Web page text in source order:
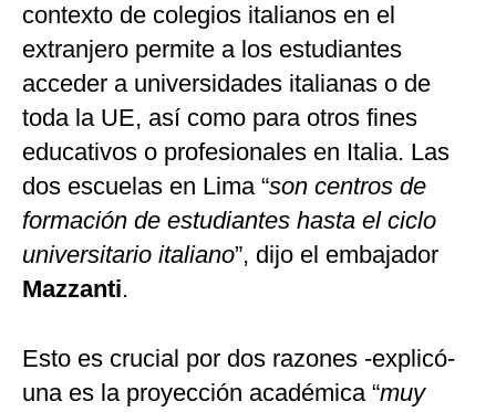
contexto de colegios italianos en el
extranjero permite a los estudiantes
acceder a universidades italianas o de
toda la UE, así como para otros fines
educativos o profesionales en Italia. Las
dos escuelas en Lima “son centros de
formación de estudiantes hasta el ciclo
universitario italiano”, dijo el embajador
Mazzanti.
Esto es crucial por dos razones -explicó-
una es la proyección académica “muy